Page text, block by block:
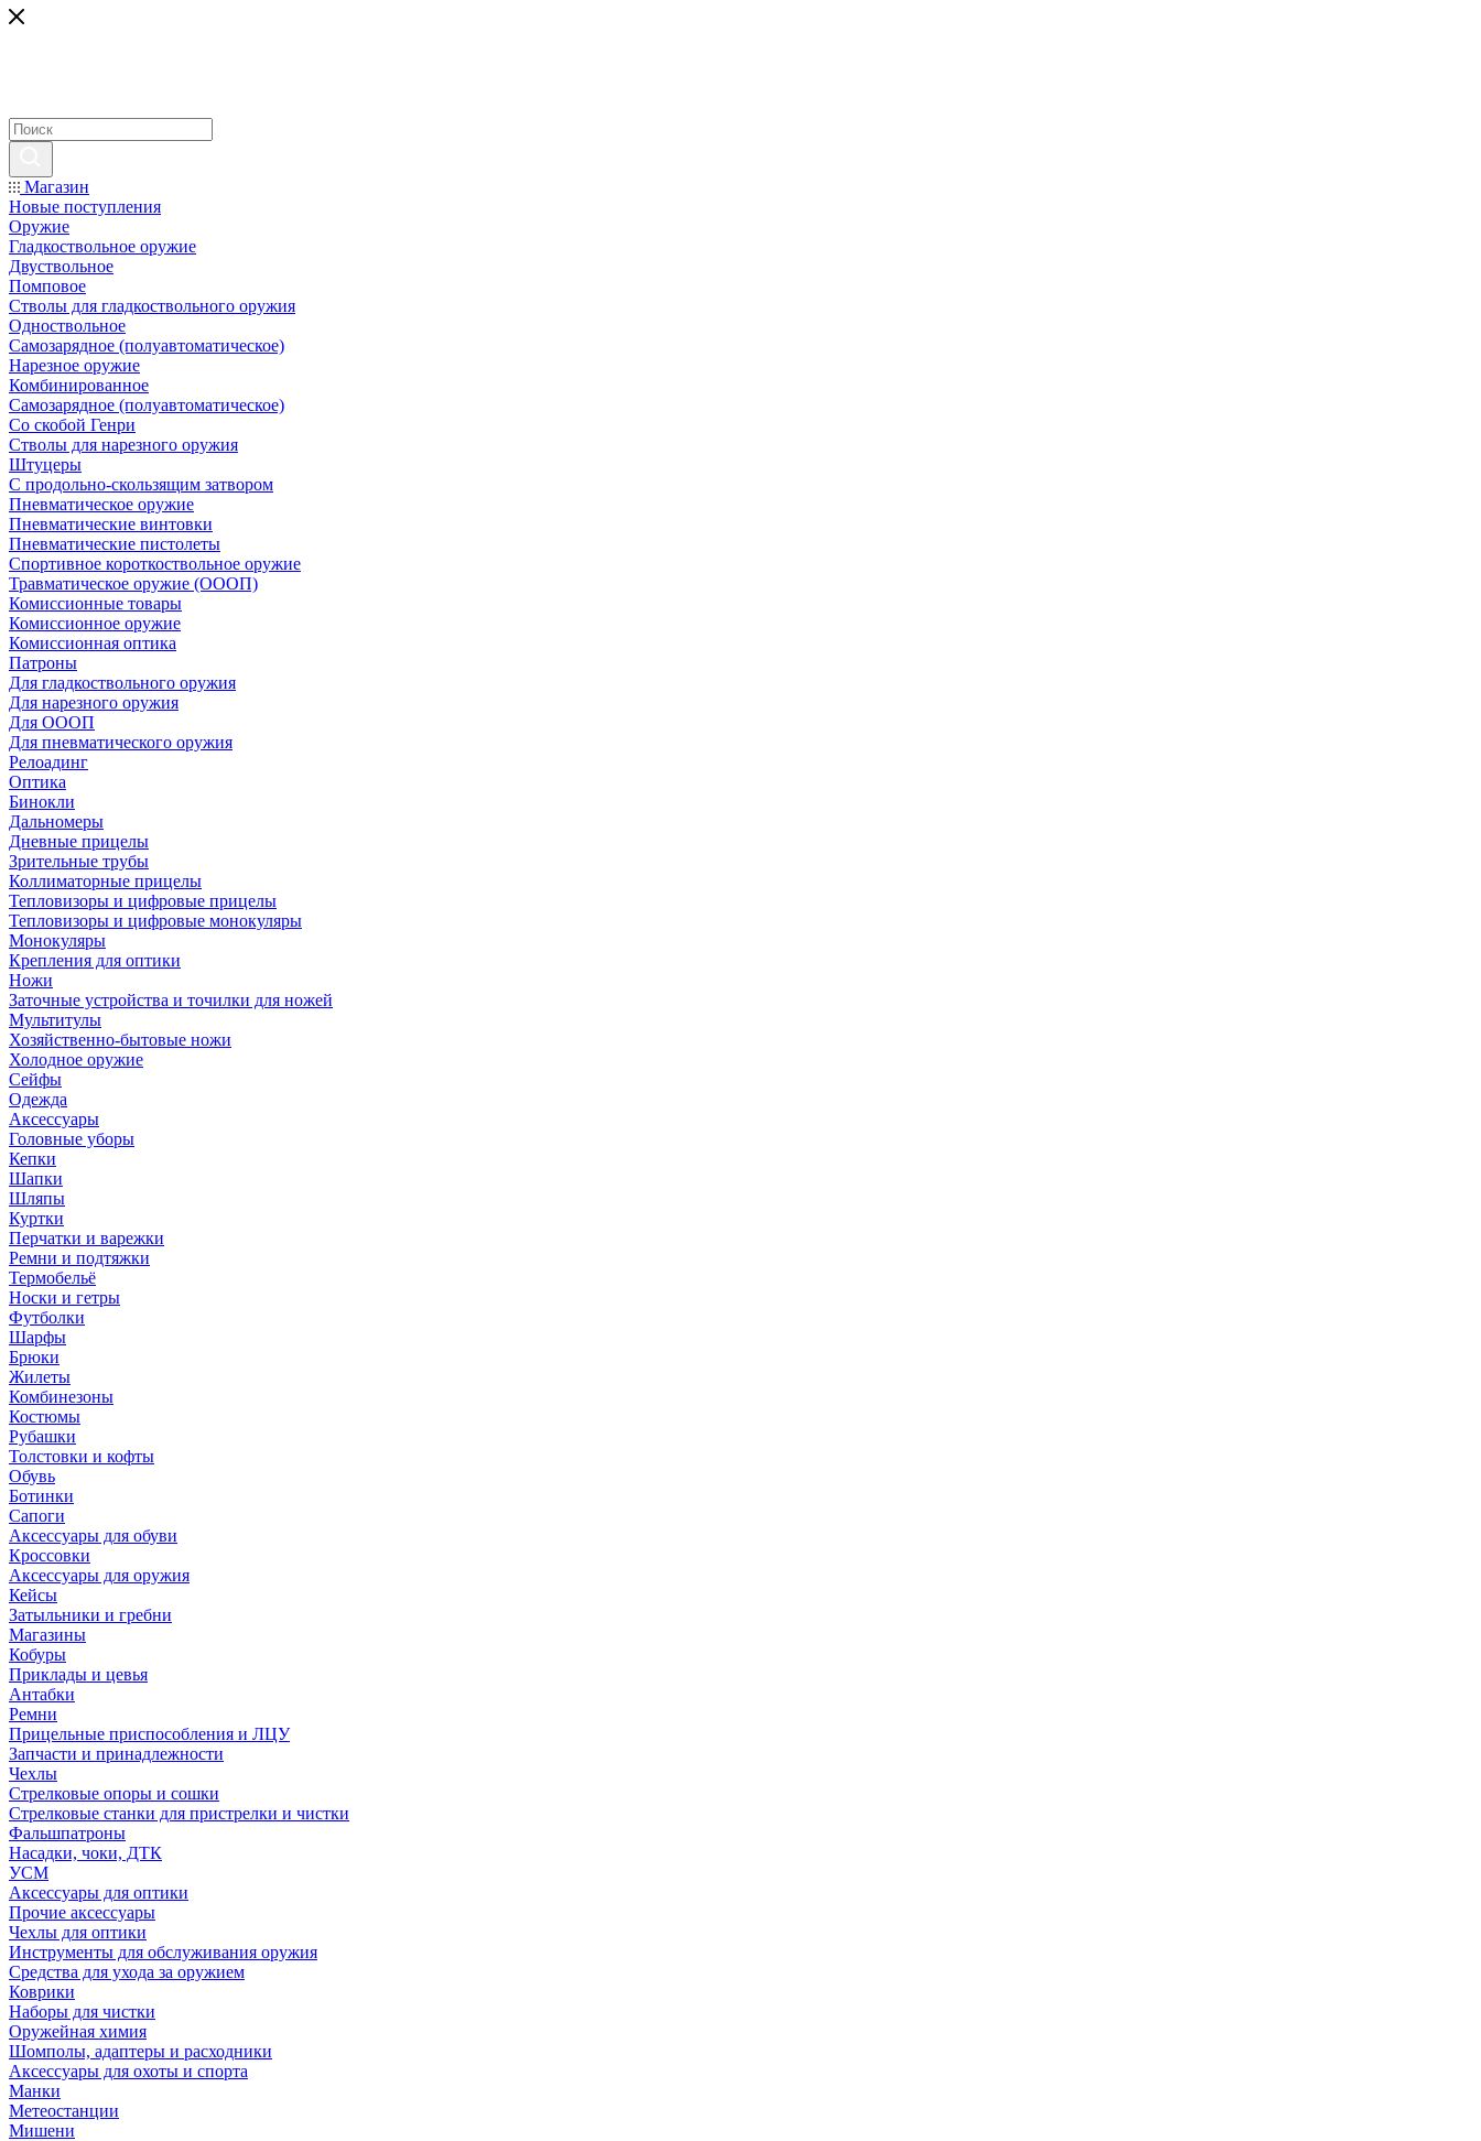
Магазин
Новые поступления
Оружие
Гладкоствольное оружие
Двуствольное
Помповое
Стволы для гладкоствольного оружия
Одноствольное
Самозарядное (полуавтоматическое)
Нарезное оружие
Комбинированное
Самозарядное (полуавтоматическое)
Со скобой Генри
Стволы для нарезного оружия
Штуцеры
С продольно-скользящим затвором
Пневматическое оружие
Пневматические винтовки
Пневматические пистолеты
Спортивное короткоствольное оружие
Травматическое оружие (ОООП)
Комиссионные товары
Комиссионное оружие
Комиссионная оптика
Патроны
Для гладкоствольного оружия
Для нарезного оружия
Для ОООП
Для пневматического оружия
Релоадинг
Оптика
Бинокли
Дальномеры
Дневные прицелы
Зрительные трубы
Коллиматорные прицелы
Тепловизоры и цифровые прицелы
Тепловизоры и цифровые монокуляры
Монокуляры
Крепления для оптики
Ножи
Заточные устройства и точилки для ножей
Мультитулы
Хозяйственно-бытовые ножи
Холодное оружие
Сейфы
Одежда
Аксессуары
Головные уборы
Кепки
Шапки
Шляпы
Куртки
Перчатки и варежки
Ремни и подтяжки
Термобельё
Носки и гетры
Футболки
Шарфы
Брюки
Жилеты
Комбинезоны
Костюмы
Рубашки
Толстовки и кофты
Обувь
Ботинки
Сапоги
Аксессуары для обуви
Кроссовки
Аксессуары для оружия
Кейсы
Затыльники и гребни
Магазины
Кобуры
Приклады и цевья
Антабки
Ремни
Прицельные приспособления и ЛЦУ
Запчасти и принадлежности
Чехлы
Стрелковые опоры и сошки
Стрелковые станки для пристрелки и чистки
Фальшпатроны
Насадки, чоки, ДТК
УСМ
Аксессуары для оптики
Прочие аксессуары
Чехлы для оптики
Инструменты для обслуживания оружия
Средства для ухода за оружием
Коврики
Наборы для чистки
Оружейная химия
Шомполы, адаптеры и расходники
Аксессуары для охоты и спорта
Манки
Метеостанции
Мишени